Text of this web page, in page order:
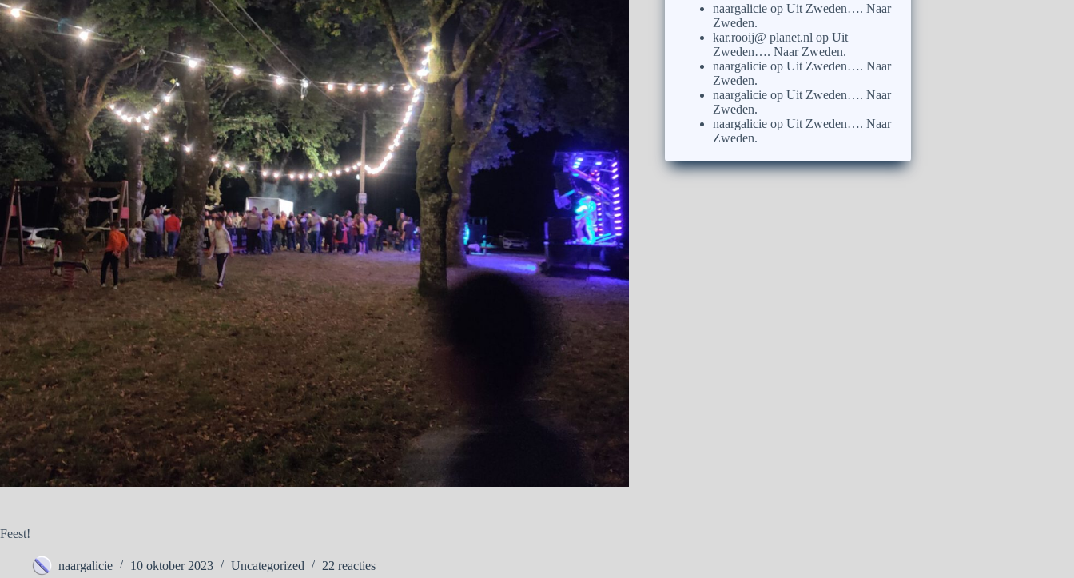
Feest!
naargalicie 10 oktober 2023 Uncategorized 22 reacties
naargalicie opUit Zweden…. Naar
Zweden.
kar.rooij@ planet.nl opUit
Zweden…. Naar Zweden.
naargalicie opUit Zweden…. Naar
Zweden.
naargalicie opUit Zweden…. Naar
Zweden.
naargalicie opUit Zweden…. Naar
Zweden.